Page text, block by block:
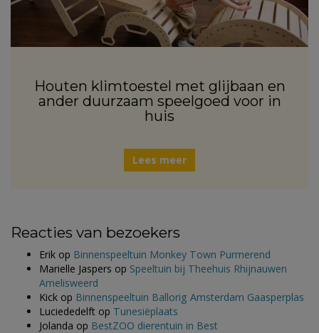
Houten klimtoestel met glijbaan en
ander duurzaam speelgoed voor in
huis
Lees meer
Reacties van bezoekers
Erik op Binnenspeeltuin Monkey Town Purmerend
Marielle Jaspers op Speeltuin bij Theehuis Rhijnauwen
Amelisweerd
Kick op Binnenspeeltuin Ballorig Amsterdam Gaasperplas
Luciededelft op Tunesiëplaats
Jolanda op BestZOO dierentuin in Best